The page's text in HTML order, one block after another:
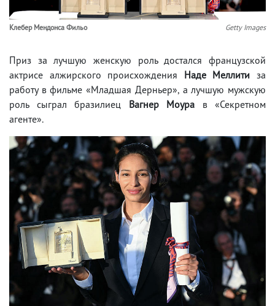
Клебер Мендонса Фильо Getty Images
Приз за лучшую женскую роль достался французской
актрисе алжирского происхождения Наде Меллити за
работу в фильме «Младшая Дерньер», а лучшую мужскую
роль сыграл бразилиец Вагнер Моура в «Секретном
агенте».